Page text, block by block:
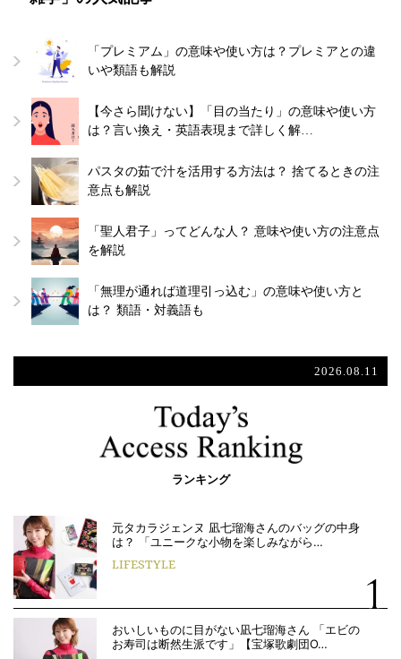
「プレミアム」の意味や使い方は？プレミアとの違
いや類語も解説
【今さら聞けない】「目の当たり」の意味や使い方
は？言い換え・英語表現まで詳しく解…
パスタの茹で汁を活用する方法は？ 捨てるときの注
意点も解説
「聖人君子」ってどんな人？ 意味や使い方の注意点
を解説
「無理が通れば道理引っ込む」の意味や使い方と
は？ 類語・対義語も
2026.08.11
ランキング
元タカラジェンヌ 凪七瑠海さんのバッグの中身
は？ 「ユニークな小物を楽しみながら…
LIFESTYLE
おいしいものに目がない凪七瑠海さん 「エビの
お寿司は断然生派です」【宝塚歌劇団O…